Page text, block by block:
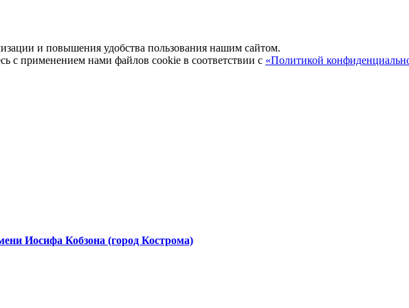
и повышения удобства пользования нашим сайтом.
с применением нами файлов cookie в соответствии с «Политикой
Иосифа Кобзона (город Кострома)